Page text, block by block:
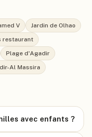
V
Jardin de Olhao
restaurant
Plage d'Agadir
Al Massira
avec enfants ?